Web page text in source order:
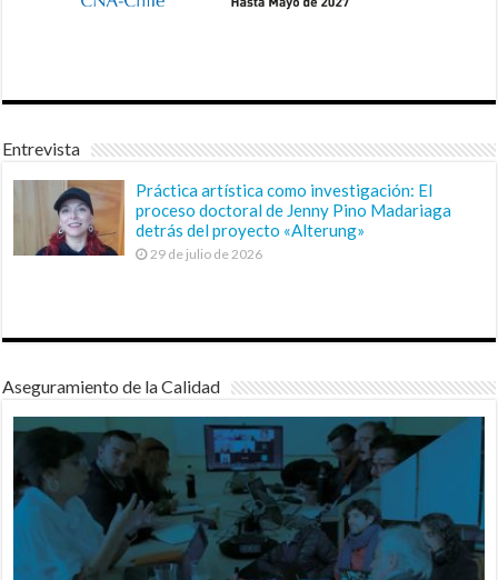
Entrevista
Práctica artística como investigación: El
proceso doctoral de Jenny Pino Madariaga
detrás del proyecto «Alterung»
29 de julio de 2026
Aseguramiento de la Calidad